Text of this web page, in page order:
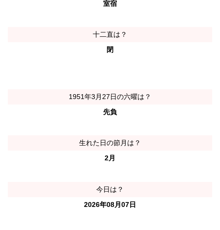
室宿
十二直は？
閉
1951年3月27日の六曜は？
先負
生れた日の節月は？
2月
今日は？
2026年08月07日